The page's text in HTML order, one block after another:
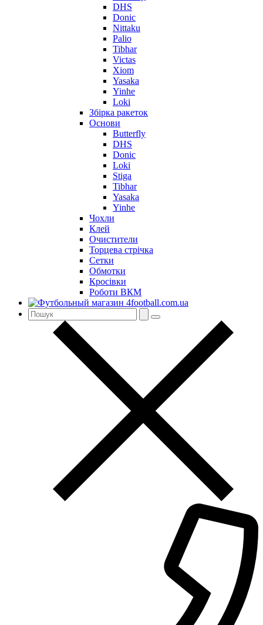
DHS
Donic
Nittaku
Palio
Tibhar
Victas
Xiom
Yasaka
Yinhe
Loki
Збірка ракеток
Основи
Butterfly
DHS
Donic
Loki
Stiga
Tibhar
Yasaka
Yinhe
Чохли
Клей
Очистители
Торцева стрічка
Сетки
Обмотки
Кросівки
Роботи ВКМ